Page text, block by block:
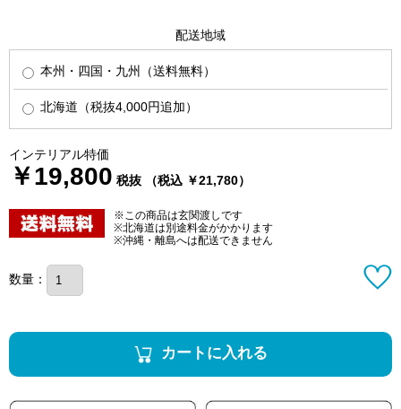
配送地域
本州・四国・九州（送料無料）
北海道（税抜4,000円追加）
インテリアル特価
￥19,800 税抜 （税込 ￥21,780）
※この商品は玄関渡しです
※北海道は別途料金がかかります
※沖縄・離島へは配送できません
数量：
カートに入れる